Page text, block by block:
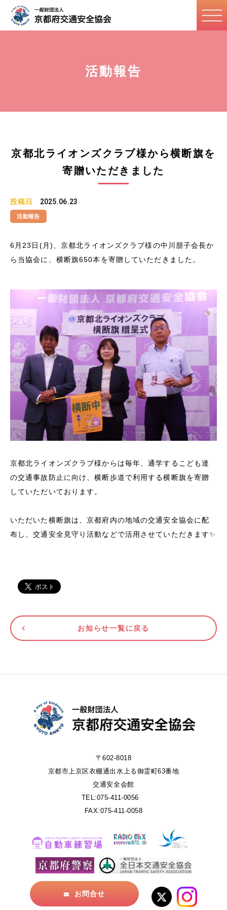
活動報告
京都北ライオンズクラブ様から横断旗を
寄贈いただきました
投稿日 2025.06.23
活動報告
6月23日(月)、京都北ライオンズクラブ様の中川朋子会長か
ら当協会に、横断旗650本を寄贈していただきました。
京都北ライオンズクラブ様からは毎年、通学するこども達
の交通事故防止に向け、横断歩道で利用する横断旗を寄贈
していただいております。
いただいた横断旗は、京都府内の地域の交通安全協会に配
布し、交通安全見守り活動などで活用させていただきます✨
お知らせ一覧に戻る
〒602-8018
京都市上京区衣棚通出水上る御霊町63番地
交通安全会館
TEL:075-411-0056
FAX:075-411-0058
お問合せ